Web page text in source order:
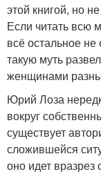
этой книгой, но
Если читать всю
всё остальное
такую муть
женщинами
Юрий Лоза
вокруг
существует
сложившейся
оно идет